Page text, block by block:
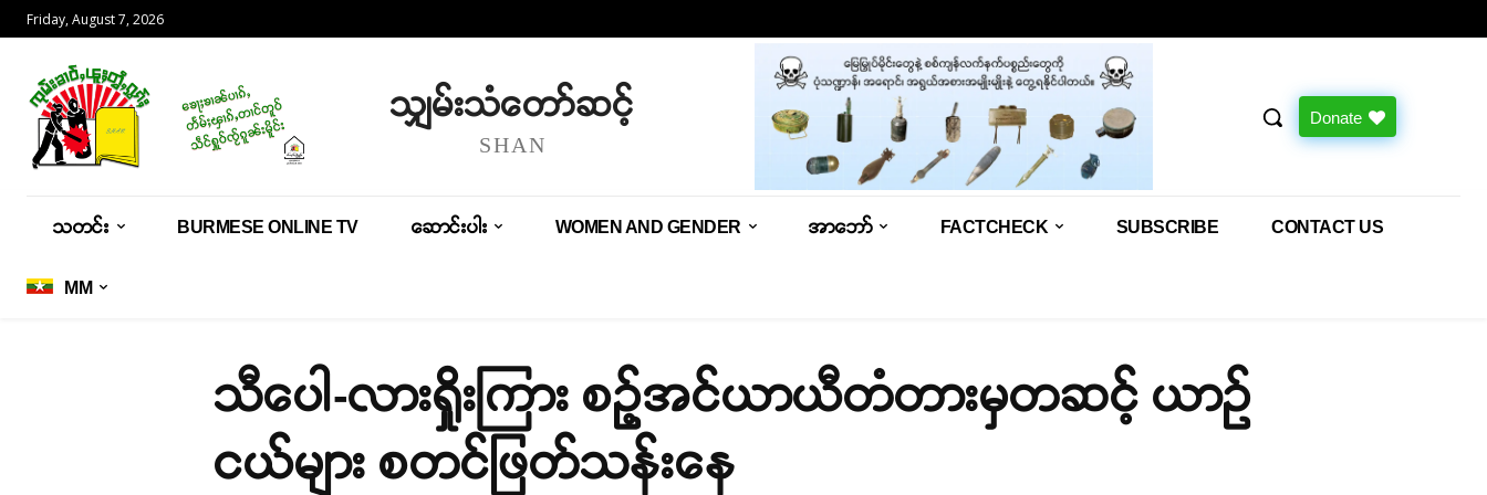
Friday, August 7, 2026
သျှမ်းသံတော်ဆင့်
SHAN
Donate
သတင်း BURMESE ONLINE TV ဆောင်းပါး WOMEN AND GENDER အာဘော် FACTCHECK SUBSCRIBE CONTACT US
MM
သီပေါ-လားရှိုးကြား စဉ့်အင်ယာယီတံတားမှတဆင့် ယာဉ်
ငယ်များ စတင်ဖြတ်သန်းနေ